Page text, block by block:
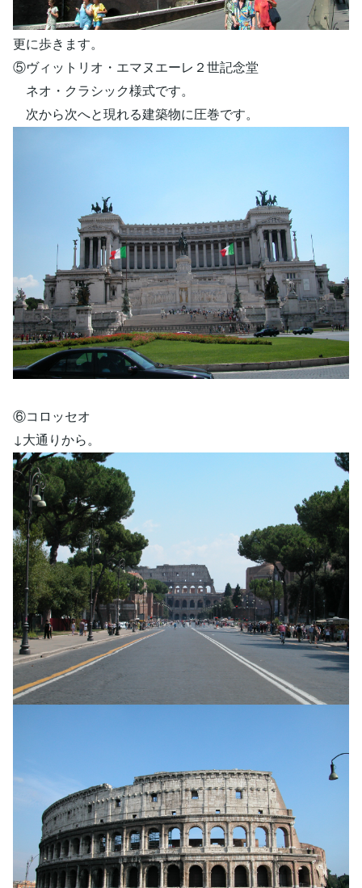
更に歩きます。
⑤ヴィットリオ・エマヌエーレ２世記念堂
ネオ・クラシック様式です。
次から次へと現れる建築物に圧巻です。
⑥コロッセオ
↓大通りから。